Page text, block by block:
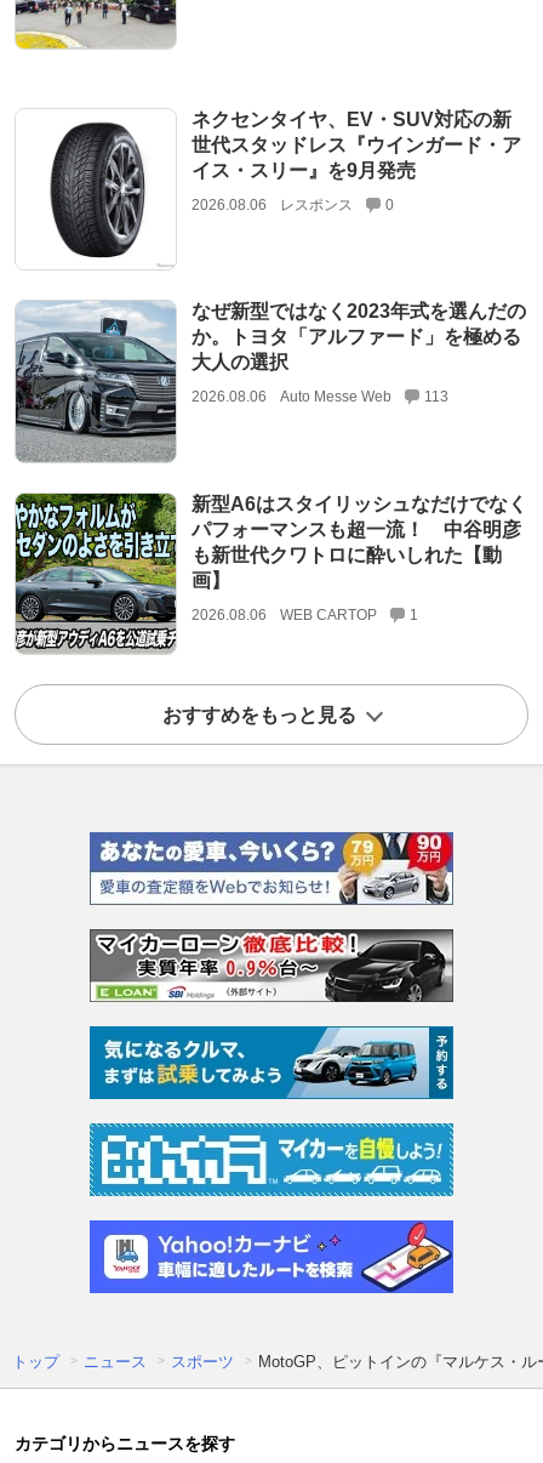
ネクセンタイヤ、EV・SUV対応の新
世代スタッドレス『ウインガード・ア
イス・スリー』を9月発売
2026.08.06 レスポンス 0
なぜ新型ではなく2023年式を選んだの
か。トヨタ「アルファード」を極める
大人の選択
2026.08.06 Auto Messe Web 113
新型A6はスタイリッシュなだけでなく
パフォーマンスも超一流！ 中谷明彦
も新世代クワトロに酔いしれた【動
画】
2026.08.06 WEB CARTOP 1
おすすめをもっと見る
トップ ニュース スポーツ MotoGP、ピットインの『マルケス・
カテゴリからニュースを探す